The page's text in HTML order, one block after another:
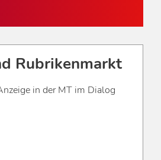
Rubrikenmarkt
in der MT im Dialog